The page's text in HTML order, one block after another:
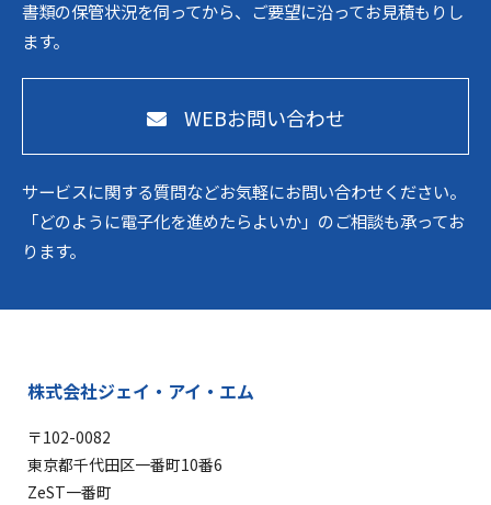
書類の保管状況を伺ってから、ご要望に沿ってお見積もりし
ます。
WEBお問い合わせ
サービスに関する質問などお気軽にお問い合わせください。
「どのように電子化を進めたらよいか」のご相談も承ってお
ります。
株式会社ジェイ・アイ・エム
〒102-0082
東京都千代田区一番町10番6
ZeST一番町